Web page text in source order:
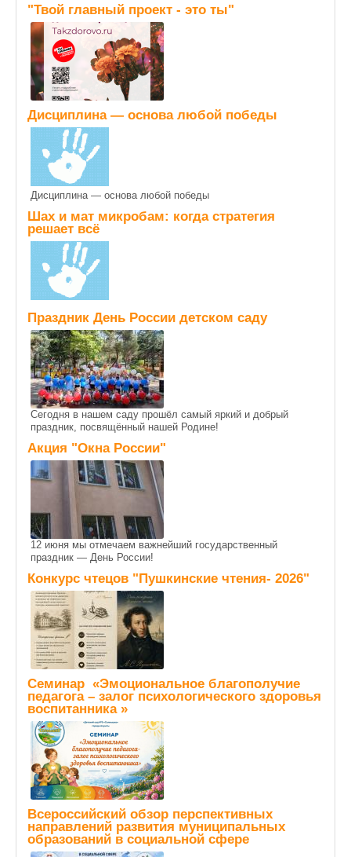
"Твой главный проект - это ты"
Дисциплина — основа любой победы
Дисциплина — основа любой победы
Шах и мат микробам: когда стратегия
решает всё
Праздник День России детском саду
Сегодня в нашем саду прошёл самый яркий и добрый
праздник, посвящённый нашей Родине!
Акция "Окна России"
12 июня мы отмечаем важнейший государственный
праздник — День России!
Конкурс чтецов "Пушкинские чтения- 2026"
Семинар «Эмоциональное благополучие
педагога – залог психологического здоровья
воспитанника »
Всероссийский обзор перспективных
направлений развития муниципальных
образований в социальной сфере